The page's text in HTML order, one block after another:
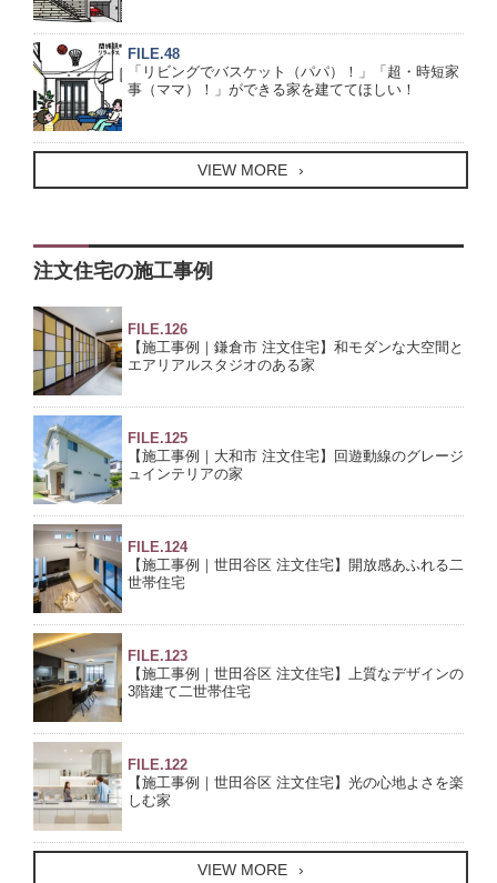
お客さま情報の漏えい、紛失、破壊、改ざんなどを防止す
るため、従業者に対する教育、盗難の防止、情報システム
のセキュリティ対策など、必要かつ適切な安全管理措置を
講じてまいります。
4. お客さま情報の第三者提供について
当社では下記の場合において、お客様の個人情報（お客様
人からご依頼がある場合は、それに応じて個人情報の第三
者提供を停止いたします。
お客様の住宅を円滑に建築する為に、業務の協力を要
請する企業及び個人に提供する場合。
お客様のご要望によりお客様に代わって当社が住宅ロ
ーンや保障・保険などの調査及び手続きを行なうと
き、金融機関や保障・保険会社などに提供する場合。
お客様の同意がある場合
お客様個人を識別することができない状態で開示する
場合
法令等により開示を要求された場合
人の生命、身体又は財産の保護のために必要であっ
て、お客様の同意を得ることが困難である場合
5. お客様情報の開示、訂正、削除、利用停止等について
当社に保有されている個人情報について、お客様自身が開
示、訂正、削除、利用停止を要請される場合は、当社まで
直接ご請求ください。ご本人からの請求であることが確認
でき次第、合理的な期間内にお客様の個人情報を開示、訂
正、削除、利用停止の処置を行います。
上記内容に関しましてご質問などがございましたら、当社
FILE.48
「リビングでバスケット（パパ）！」「超・時短家
事（ママ）！」ができる家を建ててほしい！
VIEW MORE
注文住宅の施工事例
FILE.126
【施工事例｜鎌倉市 注文住宅】和モダンな大空間と
エアリアルスタジオのある家
FILE.125
【施工事例｜大和市 注文住宅】回遊動線のグレージ
ュインテリアの家
FILE.124
【施工事例｜世田谷区 注文住宅】開放感あふれる二
世帯住宅
FILE.123
【施工事例｜世田谷区 注文住宅】上質なデザインの
3階建て二世帯住宅
FILE.122
【施工事例｜世田谷区 注文住宅】光の心地よさを楽
しむ家
VIEW MORE